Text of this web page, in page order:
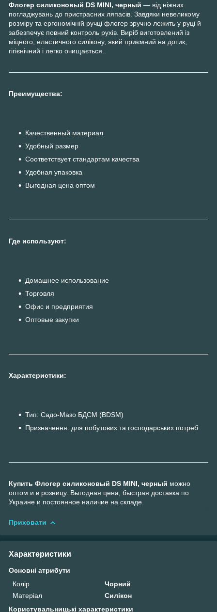
Флогер силиконовый DS MINI, черный — від ніжних
погладжувань до пристрасних ляпасів. Завдяки невеликому
розміру та ергономічній ручці флогер зручно лежить у руці й
забезпечує повний контроль рухів. Виріб виготовлений із
міцного, еластичного силікону, який приємний на дотик,
гігієнічний і легко очищається..
Преимущества:
Качественный материал
Удобный размер
Соответствует стандартам качества
Удобная упаковка
Выгодная цена оптом
Где используют:
Домашнее использование
Торговля
Офис и предприятия
Оптовые закупки
Характеристики:
Тип: Садо-Мазо БДСМ (BDSM)
Призначення: для побутових та господарських потреб
Купить Флогер силиконовый DS MINI, черный можно
оптом и в розницу. Выгодная цена, быстрая доставка по
Украине и постоянное наличие на складе.
Приховати
Характеристики
Основні атрибути
Колір
Чорний
Матеріал
Силікон
Користувальницькі характеристики